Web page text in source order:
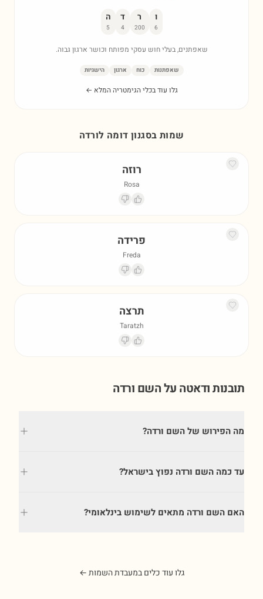
ו
6
ר
200
ד
4
ה
5
שאפתנים, בעלי חוש עסקי מפותח וכושר ארגון גבוה.
שאפתנות כוח ארגון הישגיות
גלו עוד בכלי הגימטריה המלא ←
שמות בסגנון דומה לורדה
רוזה
Rosa
פרידה
Freda
תרצה
Taratzh
תובנות ודאטה על השם ורדה
מה הפירוש של השם ורדה?
עד כמה השם ורדה נפוץ בישראל?
האם השם ורדה מתאים לשימוש בינלאומי?
גלו עוד כלים במעבדת השמות ←